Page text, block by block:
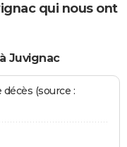
qui nous ont
Juvignac
(source :